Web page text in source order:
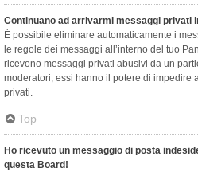
Continuano ad arrivarmi messaggi privati
È possibile eliminare automaticamente i
le regole dei messaggi all’interno del tuo
ricevono messaggi privati ​​abusivi da un
moderatori; essi hanno il potere di impedire
privati​​.
Top
Ho ricevuto un messaggio di posta
questa Board!